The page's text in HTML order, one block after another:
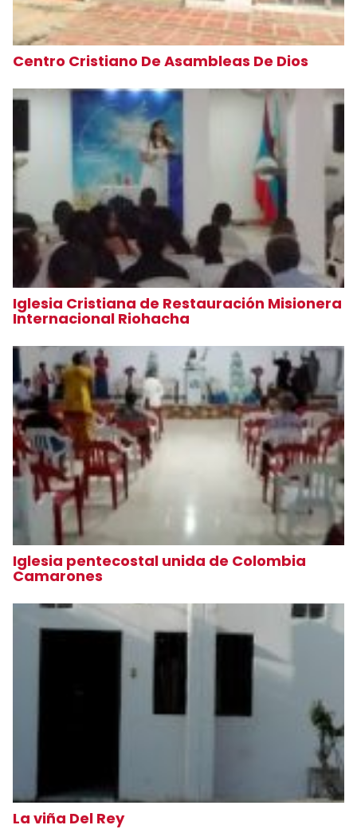
Centro Cristiano De Asambleas De Dios
Iglesia Cristiana de Restauración Misionera
Internacional Riohacha
Iglesia pentecostal unida de Colombia
Camarones
La viña Del Rey